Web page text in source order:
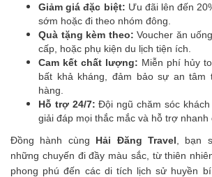
Giảm giá đặc biệt: Ưu đãi lên đến
sớm hoặc đi theo nhóm đông.
Quà tặng kèm theo: Voucher ăn
cấp, hoặc phụ kiện du lịch tiện ích.
Cam kết chất lượng: Miễn phí hủy
bất khả kháng, đảm bảo sự an tâm
hàng.
Hỗ trợ 24/7: Đội ngũ chăm sóc
giải đáp mọi thắc mắc và hỗ trợ nhanh
Đồng hành cùng Hải Đăng Travel , bạn
những chuyến đi đầy màu sắc, từ thiên
phong phú đến các di tích lịch sử huyền